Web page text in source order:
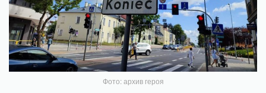
Фото: архив героя